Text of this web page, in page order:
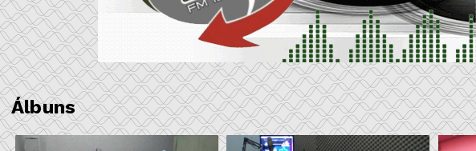
Álbuns